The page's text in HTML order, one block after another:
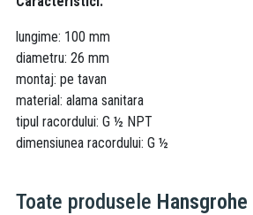
lungime: 100 mm
diametru: 26 mm
montaj: pe tavan
material: alama sanitara
tipul racordului: G ½ NPT
dimensiunea racordului: G ½
Toate produsele Hansgrohe